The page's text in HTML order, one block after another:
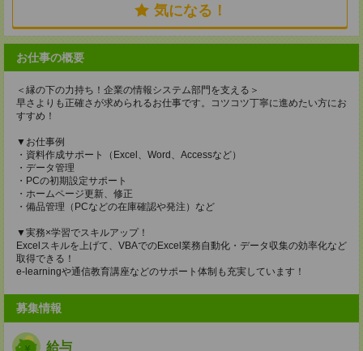
気になる！
お仕事の概要
＜縁の下の力持ち！企業の情報システム部門を支える＞
早さよりも正確さが求められるお仕事です。コツコツ丁寧に進めたい方にお
すすめ！
▼お仕事例
・資料作成サポート（Excel、Word、Accessなど）
・データ管理
・PCの初期設定サポート
・ホームページ更新、修正
・備品管理（PCなどの在庫確認や発注）など
▼実務×学習でスキルアップ！
Excelスキルを上げて、VBAでのExcel業務自動化・データ収集の効率化など
取得できる！
e-learningや通信教育講座などのサポート体制も充実しています！
募集情報
給与